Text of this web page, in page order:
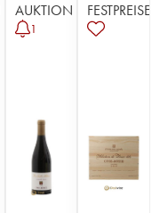
AUKTION
1
FESTPREISE